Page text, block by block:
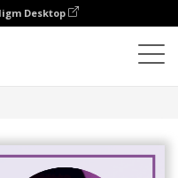
Desktop